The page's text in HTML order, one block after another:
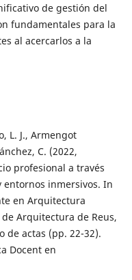
de gestión del
fundamentales para la
al acercarlos a la
L. J., Armengot
C. (2022,
profesional a través
inmersivos. In
en Arquitectura
de Arquitectura de Reus,
de actas (pp. 22-32).
Docent en